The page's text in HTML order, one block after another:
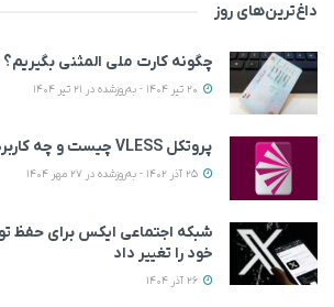
داغ‌ترین‌های روز
چگونه کارت ملی المثنی
پروتکل VLESS چیست و چه کاربردهایی دارد؟
شبکه اجتماعی ایکس برای حفظ
خود را تغییر داد